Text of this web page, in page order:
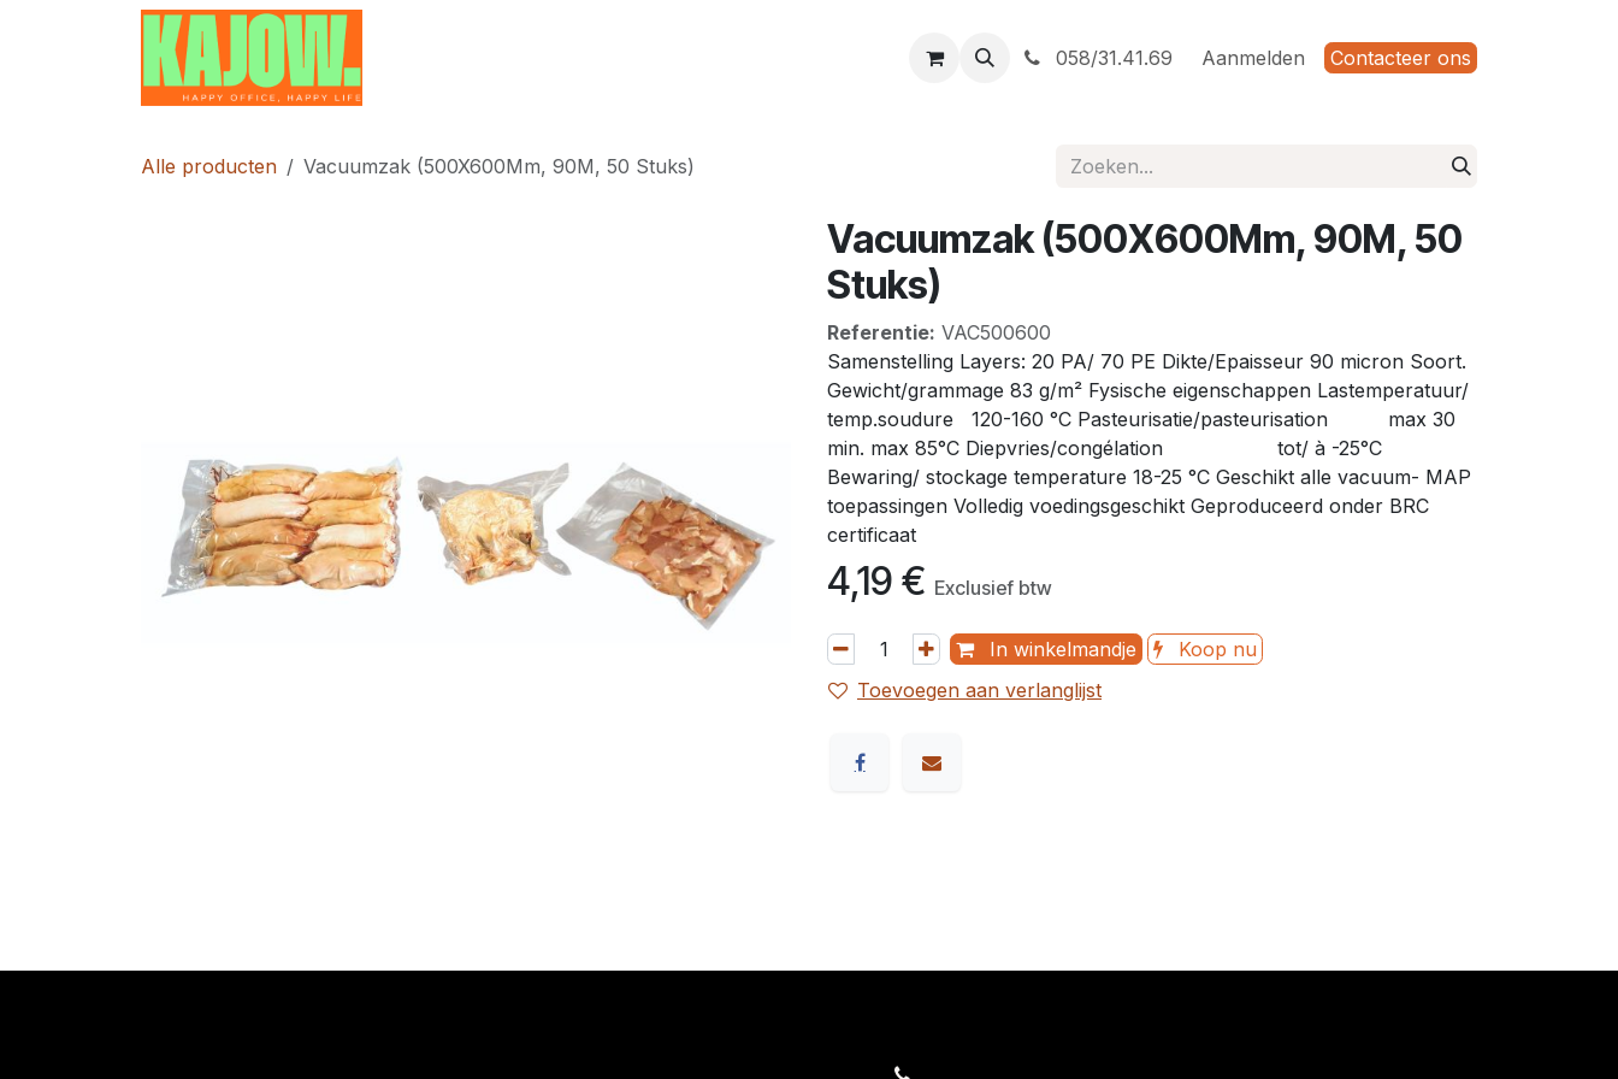
Overslaan naar inhoud
058/31.41.69 Aanmelden Contacteer ons
Alle producten Vacuumzak (500X600Mm, 90Μ, 50 Stuks)
Vacuumzak (500X600Mm, 90Μ, 50
Stuks)
Referentie: VAC500600
Samenstelling Layers: 20 PA/ 70 PE Dikte/Epaisseur 90 micron Soort.
Gewicht/grammage 83 g/m² Fysische eigenschappen Lastemperatuur/
temp.soudure 120-160 °C Pasteurisatie/pasteurisation max 30
min. max 85°C Diepvries/congélation tot/ à -25°C
Bewaring/ stockage temperature 18-25 °C Geschikt alle vacuum- MAP
toepassingen Volledig voedingsgeschikt Geproduceerd onder BRC
certificaat
4,19 € Exclusief btw
In winkelmandje
Koop nu
Toevoegen aan verlanglijst